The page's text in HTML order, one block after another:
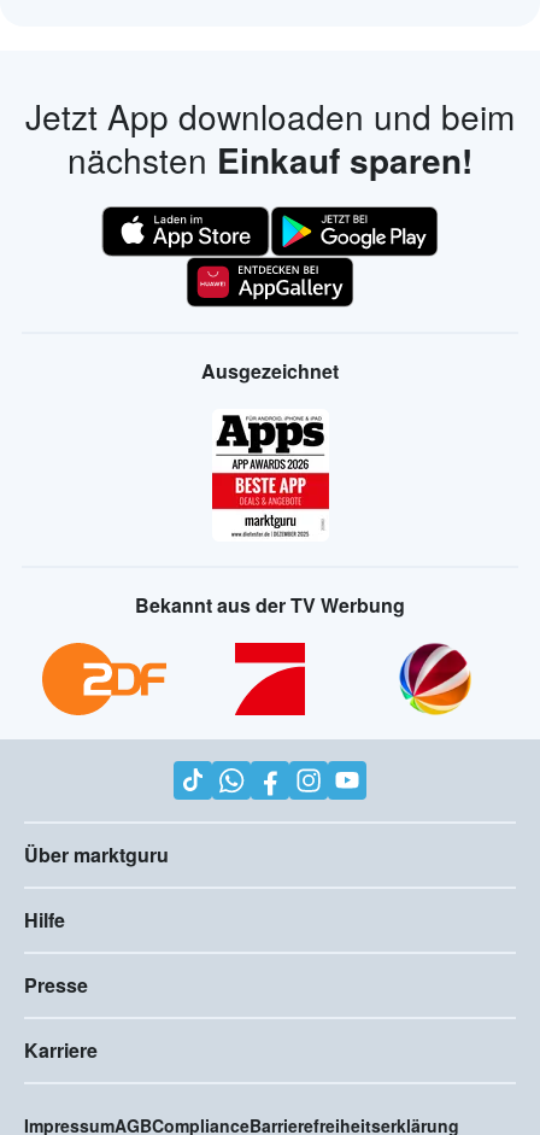
Jetzt App downloaden und beim
nächsten Einkauf sparen!
Ausgezeichnet
Bekannt aus der TV Werbung
Über marktguru
Hilfe
Presse
Karriere
ImpressumAGBComplianceBarrierefreiheitserklärung